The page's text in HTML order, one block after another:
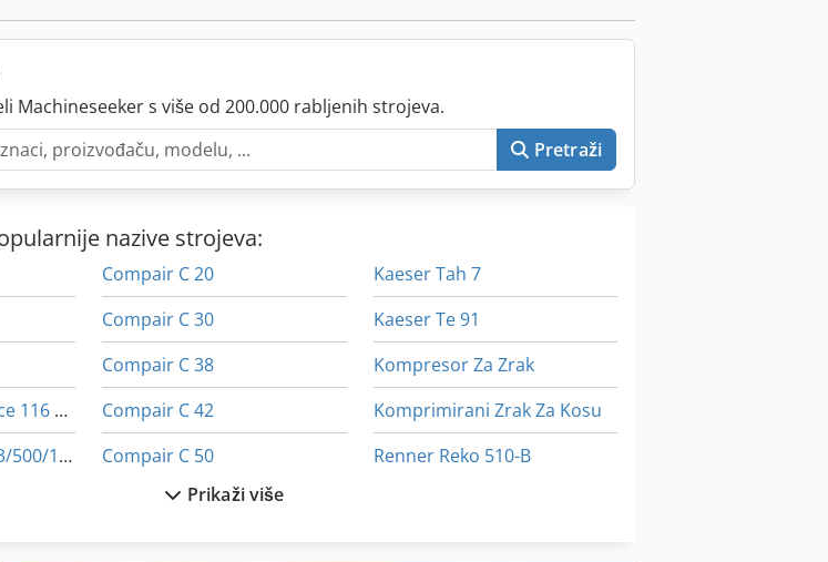
Machineseeker s više od 200.000 rabljenih strojeva.
Pretraži
nazive strojeva:
Aircraft Airboy Silence 116 Of E
Aircraft Airprofi 1003/500/10 H
Compair C 20
Compair C 30
Compair C 38
Compair C 42
Compair C 50
Compair Dlt 0404
Kaeser Tah 7
Kaeser Te 91
Kompresor Za Zrak
Komprimirani Zrak Za Kosu
Renner Reko 510-B
Prikaži više